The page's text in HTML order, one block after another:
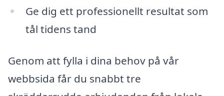
Ge dig ett professionellt resultat som
tål tidens tand
Genom att fylla i dina behov på vår
webbsida får du snabbt tre